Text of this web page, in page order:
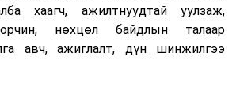
хаагч, ажилтнуудтай уулзаж,
нөхцөл байдлын талаар
авч, ажиглалт, дүн шинжилгээ